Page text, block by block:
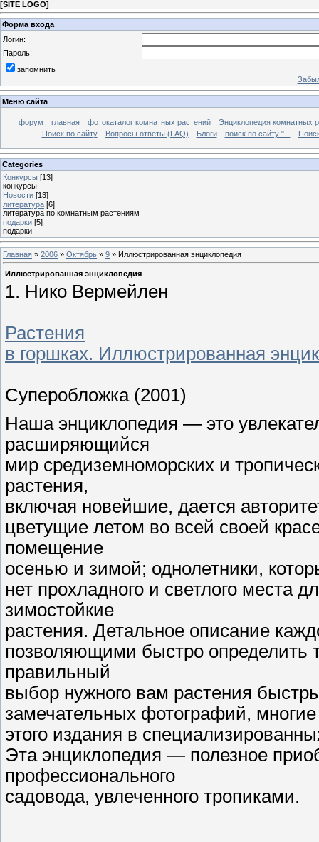
[SITE LOGO]
Форма входа
Логин:
Пароль:
запомнить
Меню сайта
форум главная фотокаталог комнатных растений
Энциклопедия комнатных
Поиск по сайту
Вопросы ответы (FAQ) Блоги поиск по сайту "...
Categories
Конкурсы [13]
конкурсы
Новости [13]
литература [6]
литература по комнатным растениям
подарки [5]
подарки
Главная » 2006 » Октябрь » 9 » Иллюстрированная энциклопедия
Иллюстрированная энциклопедия
1. Нико Вермейлен
Растения
в горшках. Иллюстрированная
Суперобложка (2001)
Наша энциклопедия — это
расширяющийся
мир средиземноморских и
растения,
включая новейшие, дается
цветущие летом во всей своей
помещение
осенью и зимой; однолетники,
нет прохладного и светлого места
зимостойкие
растения. Детальное описание
позволяющими быстро определить
правильный
выбор нужного вам растения
замечательных фотографий,
этого издания в
Эта энциклопедия — полезное
профессионального
садовода, увлеченного тропиками.